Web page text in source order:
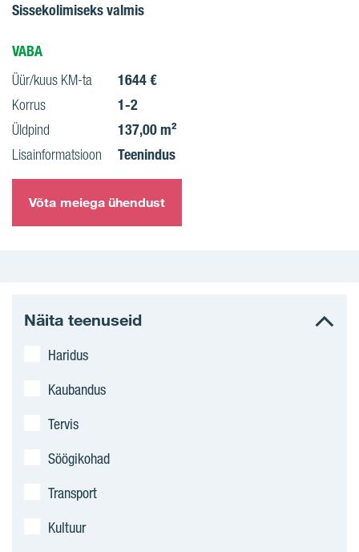
Sissekolimiseks valmis
VABA
Üür/kuus KM-ta 1644 €
Korrus 1-2
Üldpind 137,00 m²
Lisainformatsioon Teenindus
Võta meiega ühendust
Näita teenuseid
Haridus
Kaubandus
Tervis
Söögikohad
Transport
Kultuur